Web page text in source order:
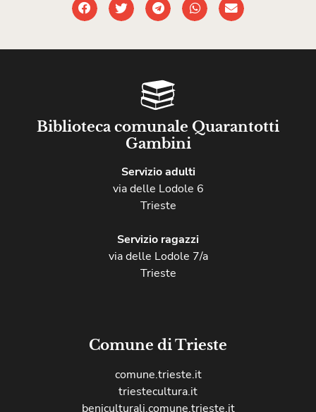
Biblioteca comunale Quarantotti
Gambini
Servizio adulti
via delle Lodole 6
Trieste
Servizio ragazzi
via delle Lodole 7/a
Trieste
Comune di Trieste
comune.trieste.it
triestecultura.it
beniculturali.comune.trieste.it